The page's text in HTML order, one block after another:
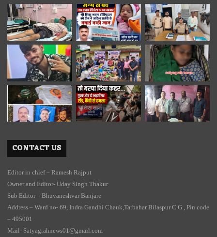
CONTACT US
Editor in chief – Ramesh Rajput
Owner and Editor- Uday Singh Thakur
Sub Editor – Bhuvaneshvar Banjare
Address – Ward no- 69, Indra Gandhi Chauk,Tarbahar Bilaspur C.G., Pin code
– 495001
Mail- Satyagrahnews01@gmail.com